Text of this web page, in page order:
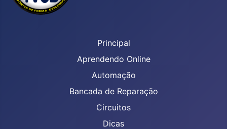
Principal
Aprendendo Online
Automação
Bancada de Reparação
Circuitos
Dicas